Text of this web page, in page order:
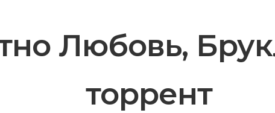
Любовь,
торрент